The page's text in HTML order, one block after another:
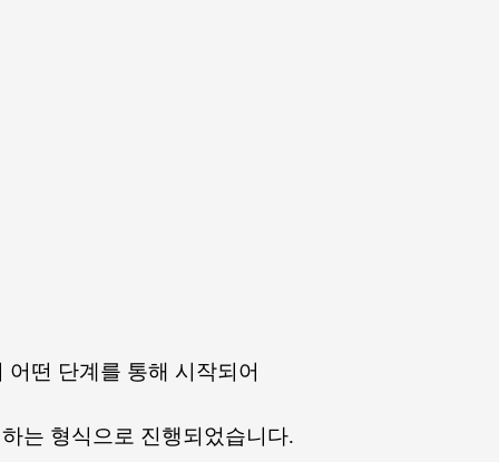
떤 단계를 통해 시작되어
는 형식으로 진행되었습니다.